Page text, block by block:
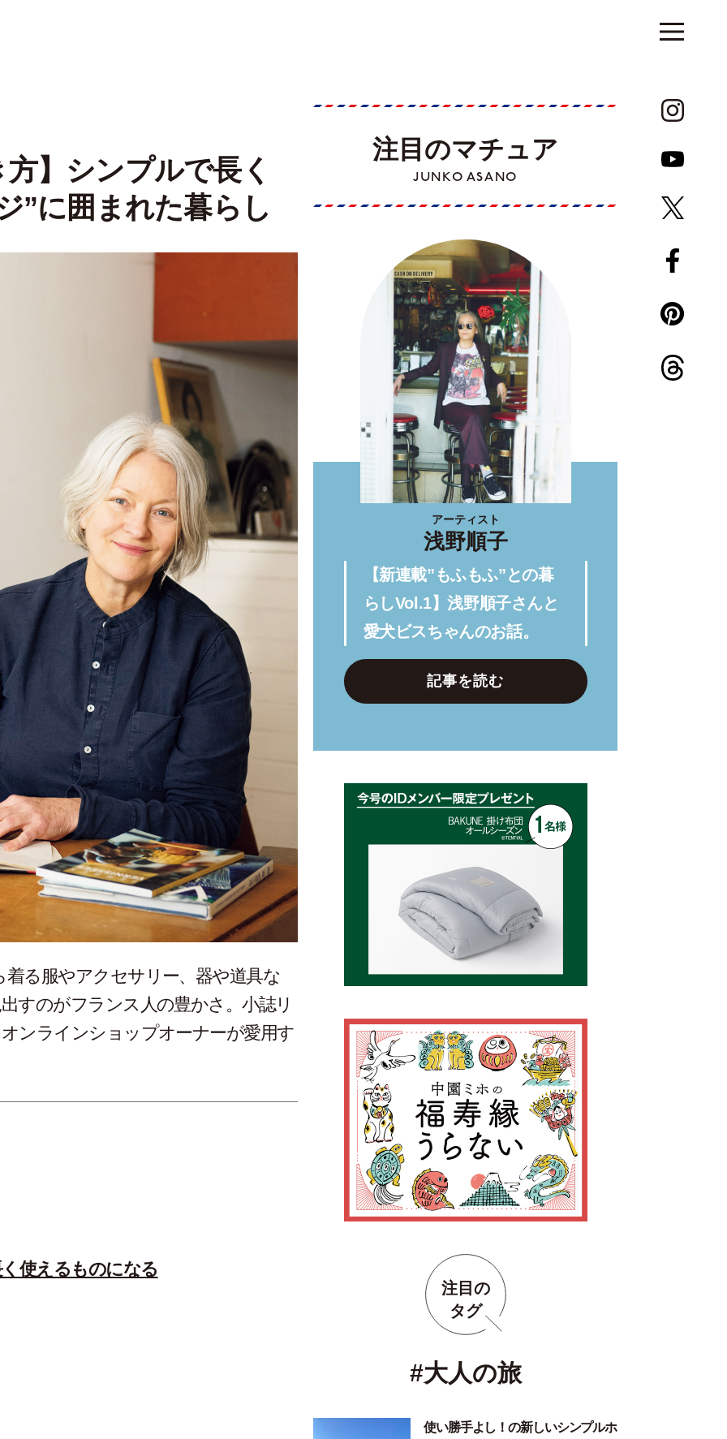
】シンプルで長く
”に囲まれた暮らし
る服やアクセサリー、器や道具な
のがフランス人の豊かさ。小誌リ
ンラインショップオーナーが愛用す
使えるものになる
注目のマチュア
JUNKO ASANO
アーティスト
浅野順子
【新連載”もふもふ”との暮
らしVol.1】浅野順子さんと
愛犬ビスちゃんのお話。
記事を読む
注目の
タグ
#大人の旅
使い勝手よし！の新しいシンプルホ